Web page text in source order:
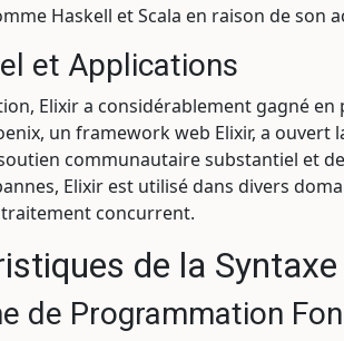
Haskell et Scala en raison de
et Applications
Elixir a considérablement gagné
un framework web Elixir, a ouvert
communautaire substantiel et
Elixir est utilisé dans divers
concurrent.
de la Syntaxe
de Programmation